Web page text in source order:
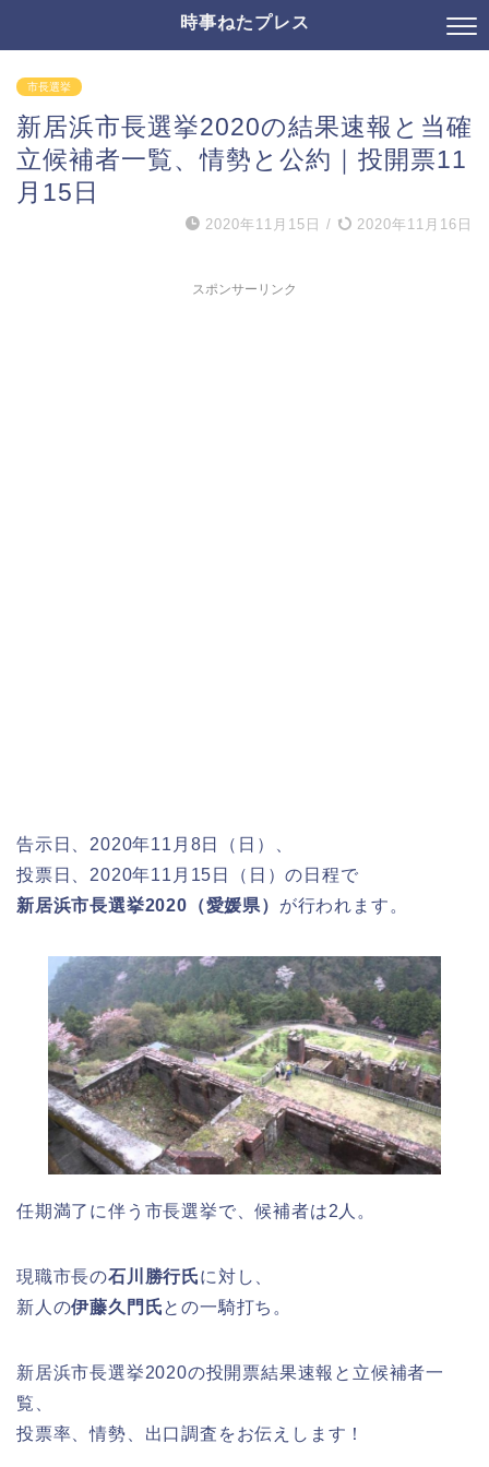
時事ねたプレス
市長選挙
新居浜市長選挙2020の結果速報と当確
立候補者一覧、情勢と公約｜投開票11
月15日
2020年11月15日 / 2020年11月16日
スポンサーリンク
告示日、2020年11月8日（日）、
投票日、2020年11月15日（日）の日程で
新居浜市長選挙2020（愛媛県） が行われます。
任期満了に伴う市長選挙で、候補者は2人。
現職市長の石川勝行氏に対し、
新人の伊藤久門氏との一騎打ち。
新居浜市長選挙2020の投開票結果速報と立候補者一
覧、
投票率、情勢、出口調査をお伝えします！